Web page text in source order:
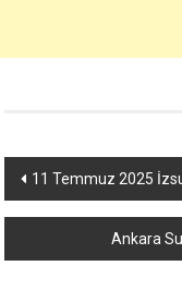
Yazı
dolaşımı
11 Temmuz 2025
Ankara